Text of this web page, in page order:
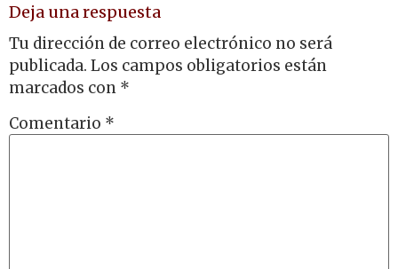
Deja una respuesta
Tu dirección de correo electrónico no será
publicada. Los campos obligatorios están
marcados con *
Comentario *